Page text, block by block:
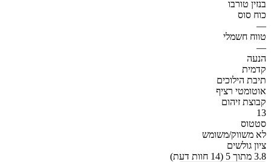
בנזין טורבו
כוח סוס
—
טווח חשמלי
—
הנעה
קדמית
תיבת הילוכים
אוטומטי רציף
קבוצת זיהום
13
סטטוס
לא משווק/משומש
ציון גולשים
3.8 מתוך 5 (14 חוות דעת)